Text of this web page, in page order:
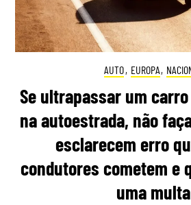
AUTO, EUROPA,
Se ultrapassar um
na autoestrada, não
esclarecem erro
condutores cometem e
uma multa